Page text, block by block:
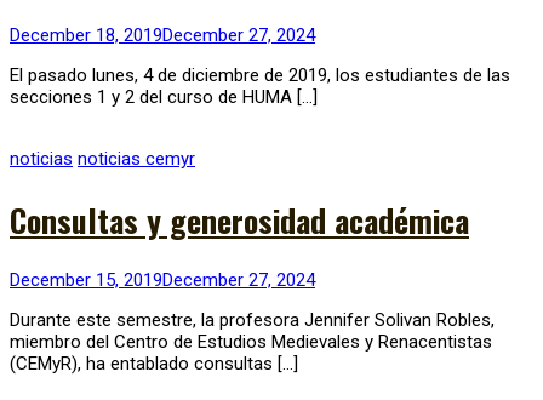
December 18, 2019December 27, 2024
El pasado lunes, 4 de diciembre de 2019, los estudiantes de las
secciones 1 y 2 del curso de HUMA […]
noticias noticias cemyr
Consultas y generosidad académica
December 15, 2019December 27, 2024
Durante este semestre, la profesora Jennifer Solivan Robles,
miembro del Centro de Estudios Medievales y Renacentistas
(CEMyR), ha entablado consultas […]